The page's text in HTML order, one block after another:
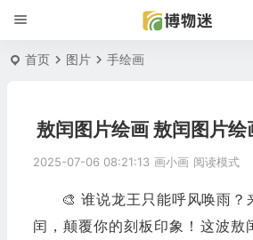
首页 图片 手绘画
敖闰图片绘画 敖闰图片绘
2025-07-06 08:21:13 画小画 阅读模式
🎨 谁说龙王只能呼风唤雨？
闰，颠覆你的刻板印象！这波敖